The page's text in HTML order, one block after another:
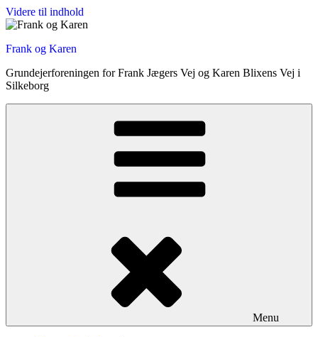
Videre til indhold
Frank og Karen
Grundejerforeningen for Frank Jægers Vej og Karen Blixens Vej i
Silkeborg
Menu